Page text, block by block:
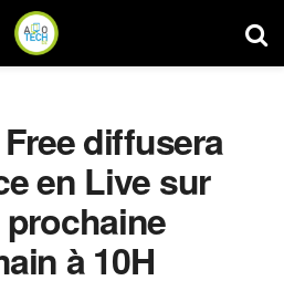
diffusera
en Live sur
prochaine
à 10H